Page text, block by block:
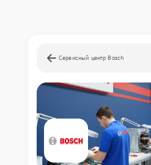
Сервисный центр Bosch